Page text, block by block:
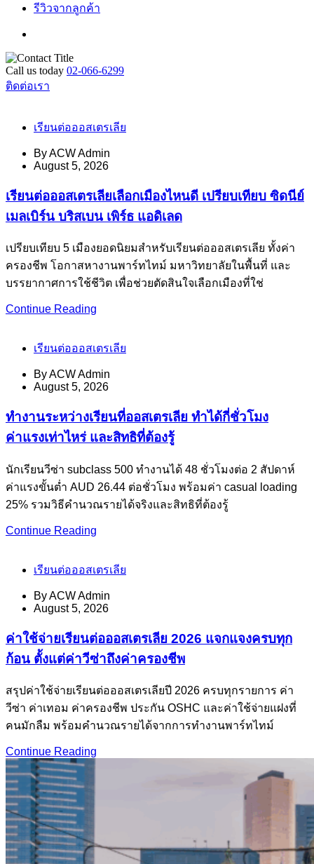
รีวิวจากลูกค้า
Call us today 02-066-6299
ติดต่อเรา
เรียนต่อออสเตรเลีย
ByACW Admin
August 5, 2026
เรียนต่อออสเตรเลียเลือกเมืองไหนดี เปรียบเทียบ ซิดนีย์
เมลเบิร์น บริสเบน เพิร์ธ แอดิเลด
เปรียบเทียบ 5 เมืองยอดนิยมสำหรับเรียนต่อออสเตรเลีย ทั้งค่า
ครองชีพ โอกาสหางานพาร์ทไทม์ มหาวิทยาลัยในพื้นที่ และ
บรรยากาศการใช้ชีวิต เพื่อช่วยตัดสินใจเลือกเมืองที่ใช่
Continue Reading
เรียนต่อออสเตรเลีย
ByACW Admin
August 5, 2026
ทำงานระหว่างเรียนที่ออสเตรเลีย ทำได้กี่ชั่วโมง
ค่าแรงเท่าไหร่ และสิทธิที่ต้องรู้
นักเรียนวีซ่า subclass 500 ทำงานได้ 48 ชั่วโมงต่อ 2 สัปดาห์
ค่าแรงขั้นต่ำ AUD 26.44 ต่อชั่วโมง พร้อมค่า casual loading
25% รวมวิธีคำนวณรายได้จริงและสิทธิที่ต้องรู้
Continue Reading
เรียนต่อออสเตรเลีย
ByACW Admin
August 5, 2026
ค่าใช้จ่ายเรียนต่อออสเตรเลีย 2026 แจกแจงครบทุก
ก้อน ตั้งแต่ค่าวีซ่าถึงค่าครองชีพ
สรุปค่าใช้จ่ายเรียนต่อออสเตรเลียปี 2026 ครบทุกรายการ ค่า
วีซ่า ค่าเทอม ค่าครองชีพ ประกัน OSHC และค่าใช้จ่ายแฝงที่
คนมักลืม พร้อมคำนวณรายได้จากการทำงานพาร์ทไทม์
Continue Reading